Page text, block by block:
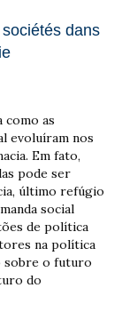
sociétés dans
como as
evoluíram nos
Em fato,
pode ser
último refúgio
social
de política
na política
sobre o futuro
do